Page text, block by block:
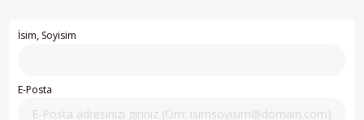
İsim, Soyisim
E-Posta